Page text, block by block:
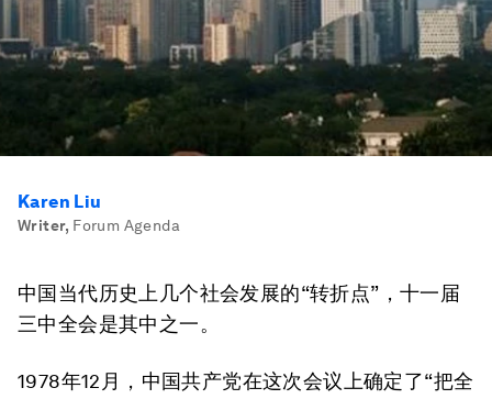
Karen Liu
Writer, Forum Agenda
中国当代历史上几个社会发展的“转折点”，十一届
三中全会是其中之一。
1978年12月，中国共产党在这次会议上确定了“把全